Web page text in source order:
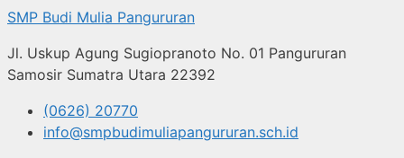
SMP Budi Mulia Pangururan
Jl. Uskup Agung Sugiopranoto No. 01 Pangururan
Samosir Sumatra Utara 22392
(0626) 20770
info@smpbudimuliapangururan.sch.id